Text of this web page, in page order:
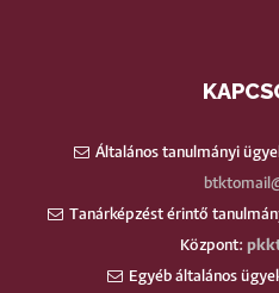
Általános tanulmányi
Tanárképzést érintő
Központ:
Egyéb általános